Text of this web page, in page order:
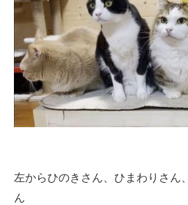
エレクトロニクス専門サイト
電子設計の基本と応用
エネルギーの専門メディア
建設×テクノロジーの最前線
ちょっと気になるネットの話題
左からひのきさん、ひまわりさん
ん